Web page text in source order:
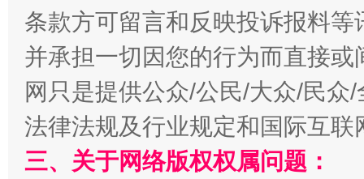
全民健身五年计划来了！等你上场
条款方可留言和反映投诉报料
并承担一切因您的行为而直接
网只是提供公众/公民/大众/民
法律法规及行业规定和国际互
三、关于网络版权权属问题：